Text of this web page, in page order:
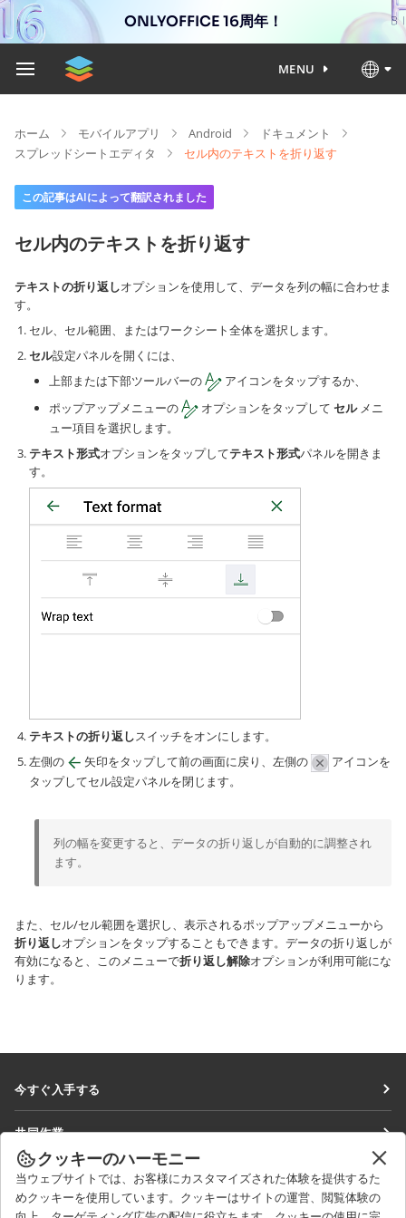
ONLYOFFICE 16周年！
MENU
ホーム モバイルアプリ Android
ドキュメント
スプレッドシートエディタ
セル内のテキストを折り返す
この記事はAIによって翻訳されました
セル内のテキストを折り返す
テキストの折り返しオプションを使用して、データを列の幅に合わせま
す。
セル、セル範囲、またはワークシート全体を選択します。
セル設定パネルを開くには、
上部または下部ツールバーの
アイコンをタップするか、
ポップアップメニューの
オプションをタップして セルメニ
ュー項目を選択します。
テキスト形式オプションをタップしてテキスト形式パネルを開きま
す。
テキストの折り返しスイッチをオンにします。
左側の
矢印をタップして前の画面に戻り、左側の
アイコンを
タップしてセル設定パネルを閉じます。
列の幅を変更すると、データの折り返しが自動的に調整され
ます。
また、セル/セル範囲を選択し、表示されるポップアップメニューから
折り返しオプションをタップすることもできます。データの折り返しが
有効になると、このメニューで折り返し解除オプションが利用可能にな
ります。
今すぐ入手する
DocSpace
Workspace
コネクター
共同作業
貢献者向け
翻訳者向け
ニュースを見る
ブログ
クッキーのハーモニー
当ウェブサイトでは、お客様にカスタマイズされた体験を提供するた
めクッキーを使用しています。クッキーはサイトの運営、閲覧体験の